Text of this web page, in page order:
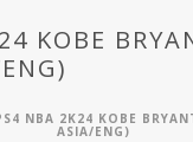
KOBE
NBA 2K24 KOBE
ASIA/ENG)